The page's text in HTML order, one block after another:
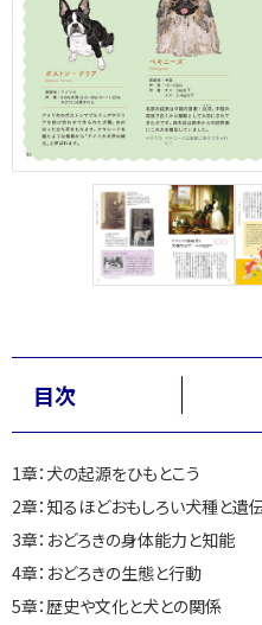
目次
1章：犬の起源をひもとこう
2章：知るほどおもしろい犬種と遺
3章：おどろきの身体能力と知能
4章：おどろきの生態と行動
5章：歴史や文化と犬との関係